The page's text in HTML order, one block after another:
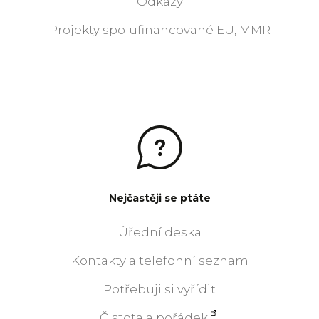
Projekty spolufinancované EU, MMR
Nejčastěji se ptáte
Úřední deska
Kontakty a telefonní seznam
Potřebuji si vyřídit